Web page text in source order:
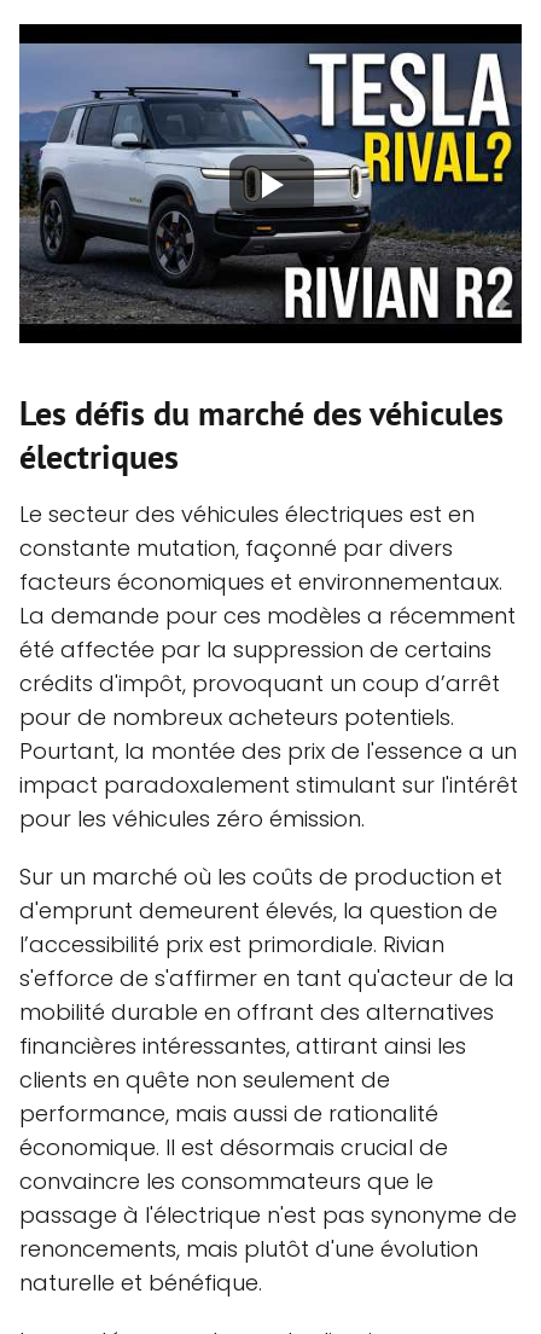
Les défis du marché des véhicules
électriques
Le secteur des véhicules électriques est en
constante mutation, façonné par divers
facteurs économiques et environnementaux.
La demande pour ces modèles a récemment
été affectée par la suppression de certains
crédits d'impôt, provoquant un coup d’arrêt
pour de nombreux acheteurs potentiels.
Pourtant, la montée des prix de l'essence a un
impact paradoxalement stimulant sur l'intérêt
pour les véhicules zéro émission.
Sur un marché où les coûts de production et
d'emprunt demeurent élevés, la question de
l’accessibilité prix est primordiale. Rivian
s'efforce de s'affirmer en tant qu'acteur de la
mobilité durable en offrant des alternatives
financières intéressantes, attirant ainsi les
clients en quête non seulement de
performance, mais aussi de rationalité
économique. Il est désormais crucial de
convaincre les consommateurs que le
passage à l'électrique n'est pas synonyme de
renoncements, mais plutôt d'une évolution
naturelle et bénéfique.